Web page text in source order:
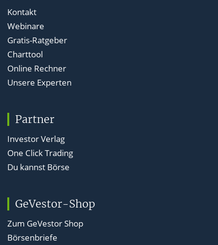
Kontakt
Webinare
Gratis-Ratgeber
Charttool
Online Rechner
Unsere Experten
Partner
Investor Verlag
One Click Trading
Du kannst Börse
GeVestor-Shop
Zum GeVestor Shop
Börsenbriefe